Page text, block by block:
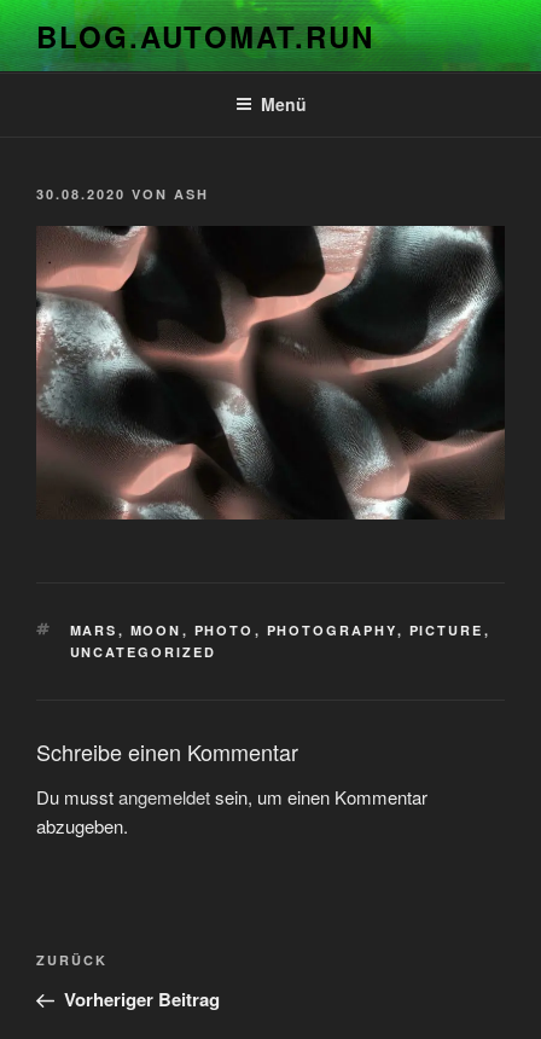
Zum
Inhalt
springen
BLOG.AUTOMAT.RUN
Menü
VERÖFFENTLICHT
30.08.2020 VON ASH
SCHLAGWÖRTER
MARS , MOON , PHOTO , PHOTOGRAPHY, PICTURE ,
UNCATEGORIZED
Schreibe einen Kommentar
Du musstangemeldetsein, um einen Kommentar
abzugeben.
Beitragsnavigation
Vorheriger
Beitrag
ZURÜCK
Vorheriger Beitrag